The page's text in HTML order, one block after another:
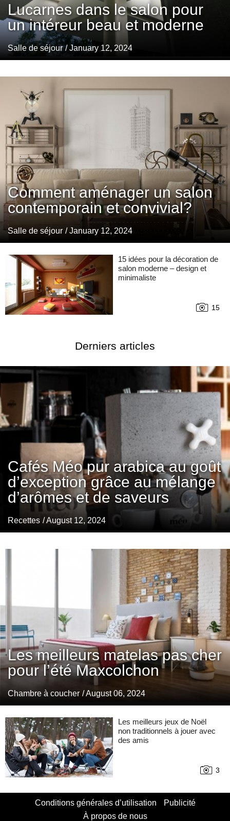
Lucarnes dans le salon pour
un intéreur beau et moderne
Salle de séjour / January 12, 2024
Comment aménager un salon
contemporain et convivial?
Salle de séjour / January 12, 2024
15 idées pour la décoration de
salon moderne – design et
minimaliste
15
Derniers articles
Cafés Méo pur arabica au goût
d’exception grâce au mélange
d’arômes et de saveurs
Recettes / August 12, 2024
Les meilleurs matelas pas cher
pour l’été Maxcolchon
Chambre à coucher / August 06, 2024
Les meilleurs jeux de Noël
non traditionnels à jouer avec
des amis
3
Conditions générales d’utilisation
Publicité
À propos de nous